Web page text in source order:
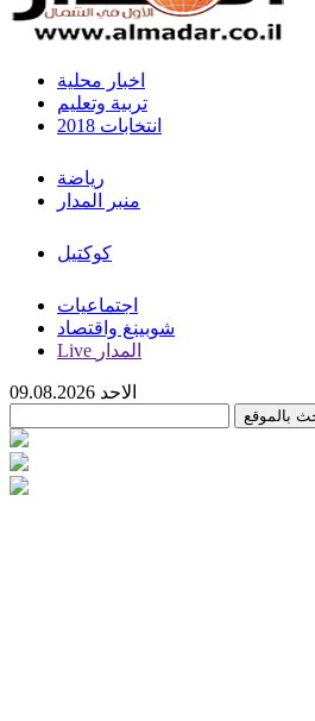
اخبار محلية
تربية وتعليم
انتخابات 2018
رياضة
منبر المدار
كوكتيل
اجتماعيات
شوبينغ واقتصاد
Live المدار